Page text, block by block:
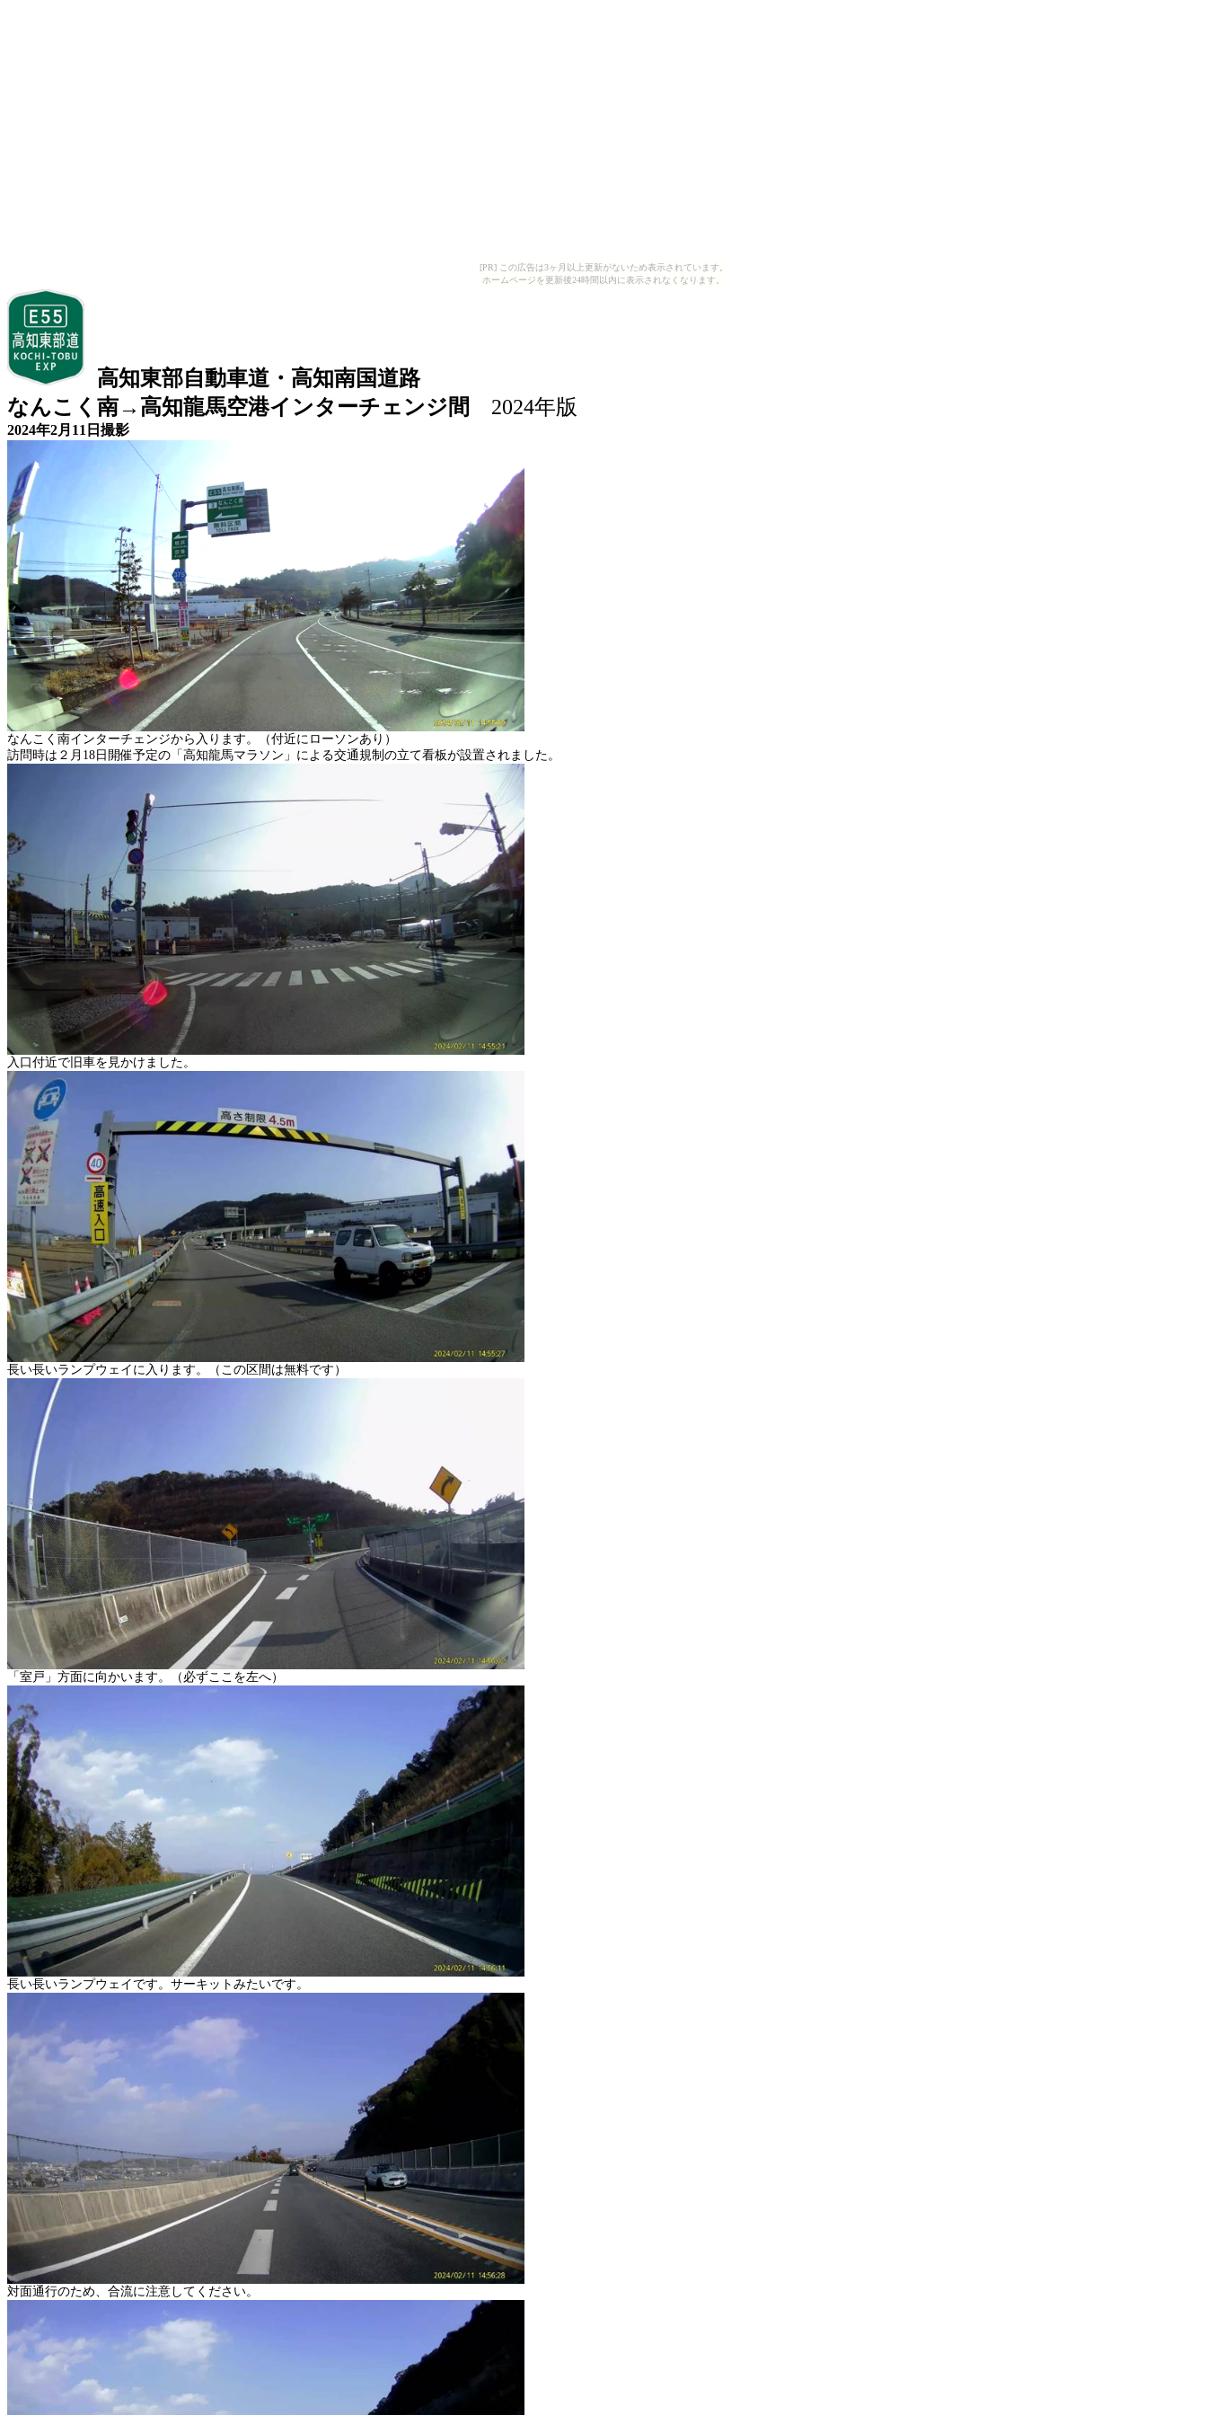
[PR] この広告は3ヶ月以上更新がないため表示されています。
ホームページを更新後24時間以内に表示されなくなります。
高知東部自動車道・高知南国道路
なんこく南→高知龍馬空港インターチェンジ間 2024年版
2024年2月 11 日撮影
なんこく南インターチェンジから入ります。（付近にローソンあり）
訪問時は２月 18 日開催予定の「高知龍馬マラソン」による交通規制の立て看板が設置されました。
入口付近で旧車を見かけました。
長い長いランプウェイに入ります。（この区間は無料です）
「室戸」方面に向かいます。（必ずここを左へ）
長い長いランプウェイです。サーキットみたいです。
対面通行のため、合流に注意してください。